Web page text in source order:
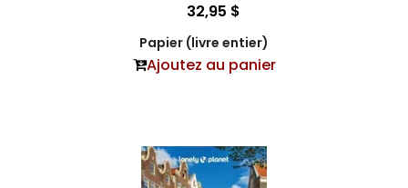
32,95 $
Papier (livre entier)
Ajoutez au panier